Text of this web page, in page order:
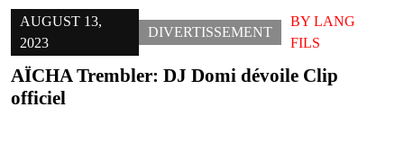
AUGUST 13,
2023
DIVERTISSEMENT
BY LANG
FILS
AÏCHA Trembler: DJ Domi dévoile Clip
officiel